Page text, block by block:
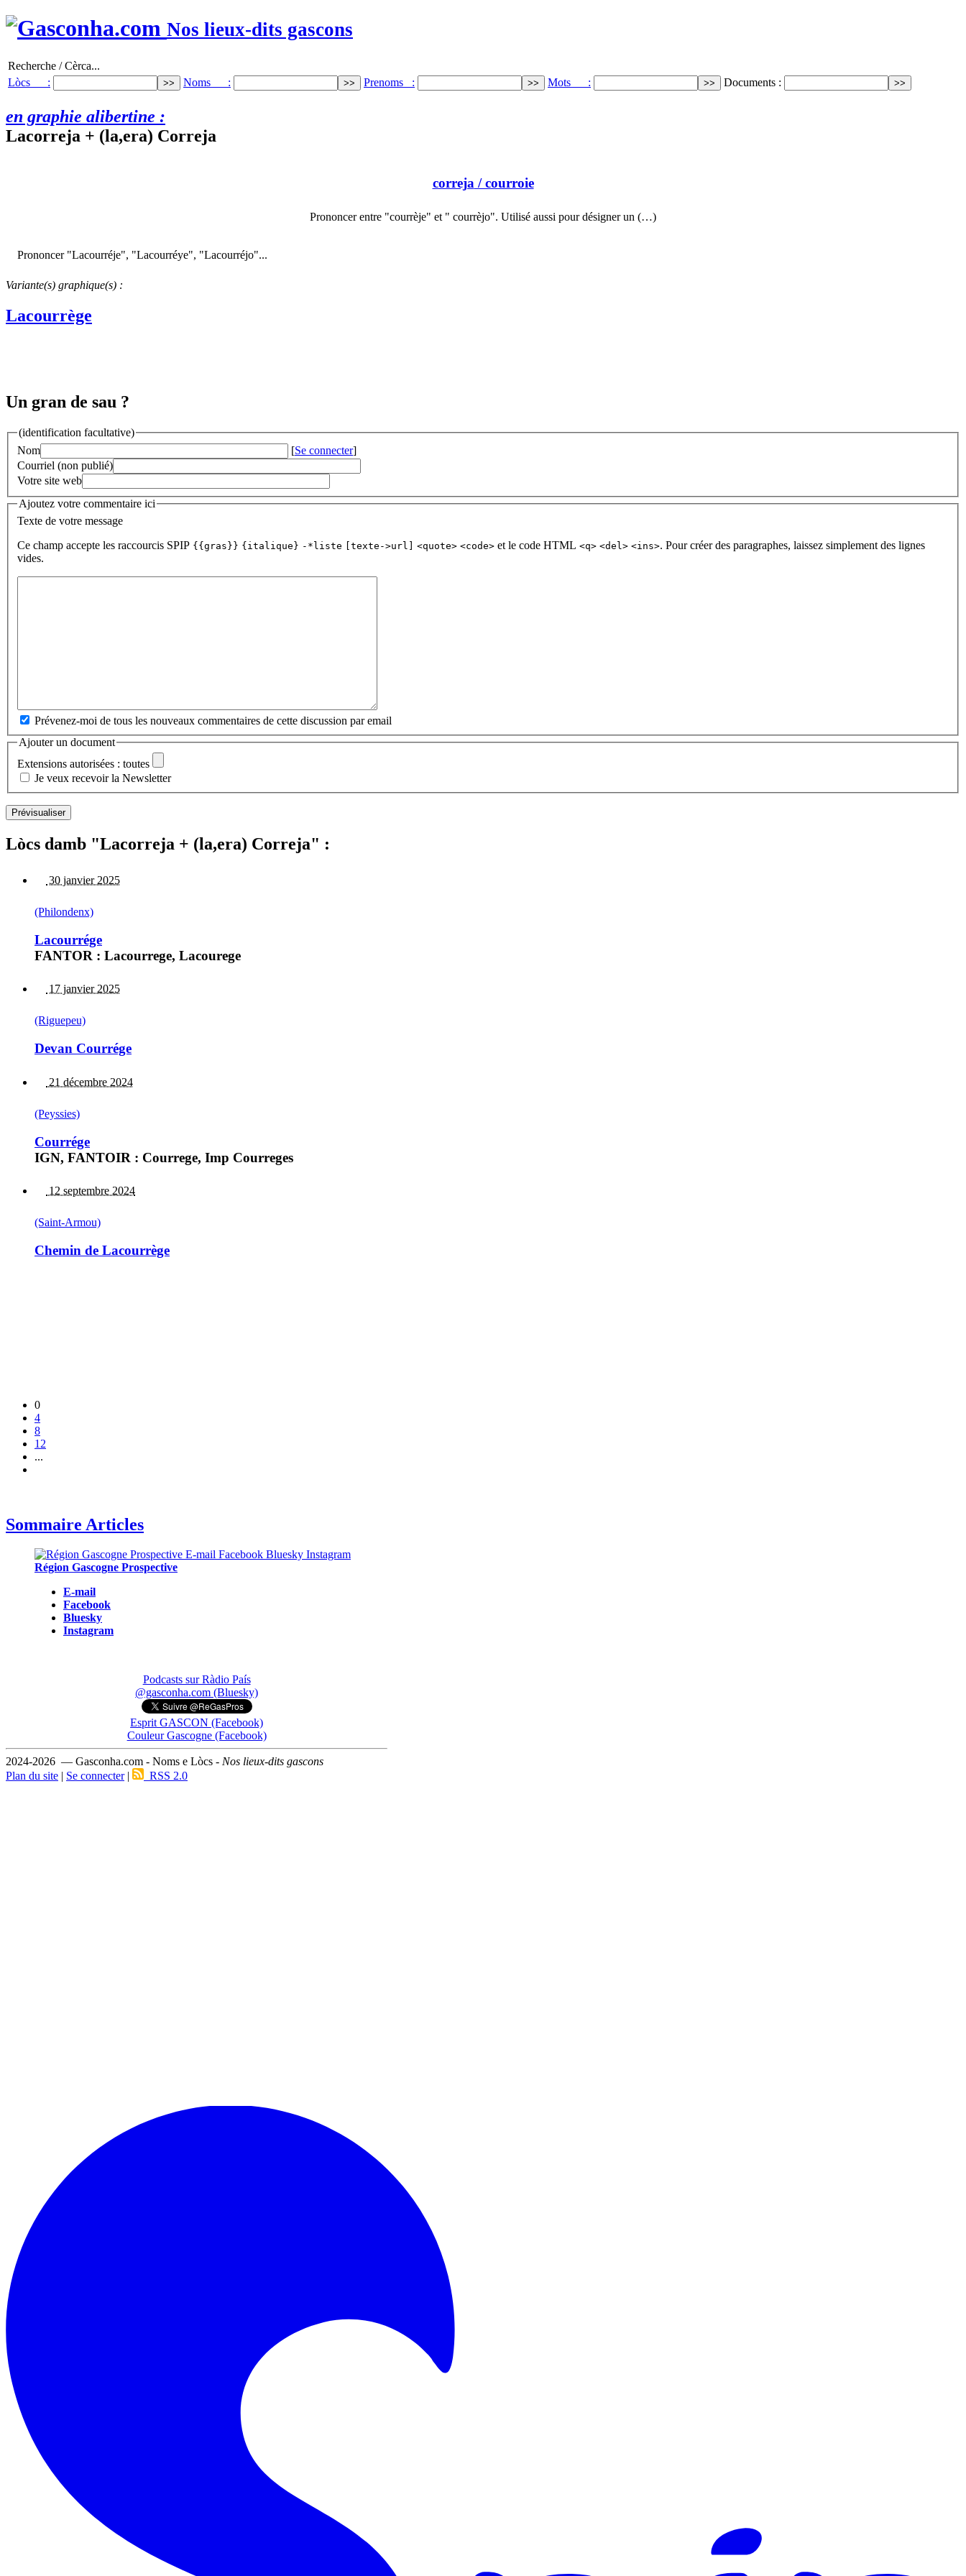
Nos lieux-dits gascons
Recherche / Cèrca...
Lòcs :
Noms : Prenoms : Mots : Documents :
en graphie alibertine :
Lacorreja + (la,era) Correja
correja/ courroie
Prononcer entre "courrèje" et " courrèjo". Utilisé aussi pour désigner un (…)
Prononcer "Lacourréje", "Lacourréye", "Lacourréjo"...
Variante(s) graphique(s) :
Lacourrège
Un gran de sau ?
(identification facultative)
Nom
[Se connecter]
Courriel (non publié)
Votre site web
Ajoutez votre commentaire ici
Texte de votre message
Ce champ accepte les raccourcis SPIP {{gras}} {italique} -*liste [texte->url] <quote> <code> et le code HTML <q> <del> <ins>. Pour créer des paragraphes, laissez simplement des lignes
vides.
Prévenez-moi de tous les nouveaux commentaires de cette discussion par email
Ajouter un document
Extensions autorisées : toutes
Je veux recevoir la Newsletter
Lòcs damb "Lacorreja + (la,era) Correja" :
30 janvier 2025
(Philondenx)
Lacourrége
FANTOR : Lacourrege, Lacourege
17 janvier 2025
(Riguepeu)
Devan Courrége
21 décembre 2024
(Peyssies)
Courrége
IGN, FANTOIR : Courrege, Imp Courreges
12 septembre 2024
(Saint-Armou)
Chemin de Lacourrège
0
4
8
12
...
Sommaire Articles
Région Gascogne Prospective
E-mail
Facebook
Bluesky
Instagram
Podcasts sur Ràdio País
@gasconha.com (Bluesky)
Esprit GASCON (Facebook)
Couleur Gascogne (Facebook)
2024-2026 — Gasconha.com - Noms e Lòcs - Nos lieux-dits gascons
Plan du site
Se connecter| RSS 2.0